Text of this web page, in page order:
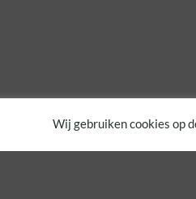
Wij gebruiken cookies op